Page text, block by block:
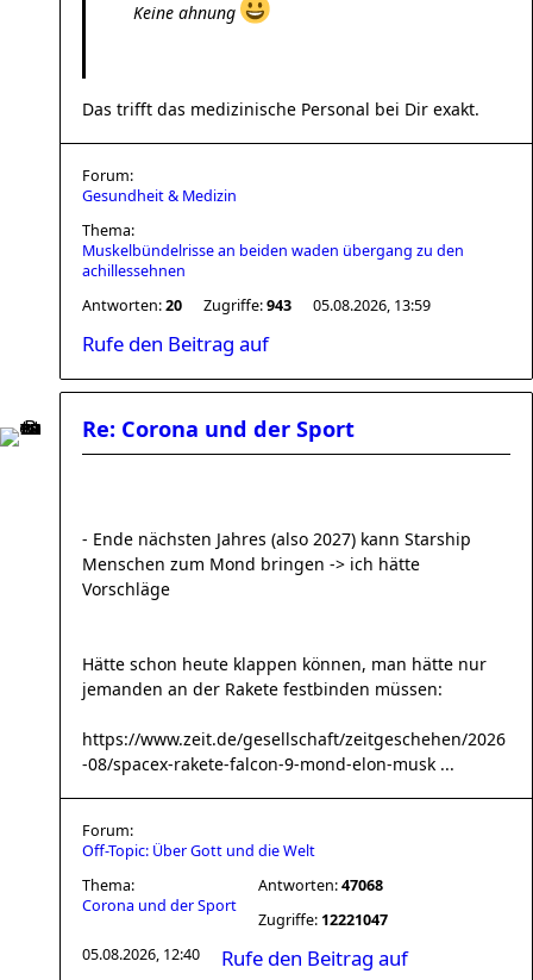
Keine ahnung
Das trifft das medizinische Personal bei Dir exakt.
Forum:
Gesundheit & Medizin
Thema:
Muskelbündelrisse an beiden waden übergang zu den
achillessehnen
Antworten:20 Zugriffe:943 05.08.2026, 13:59
Rufe den Beitrag auf
Re: Corona und der Sport
- Ende nächsten Jahres (also 2027) kann Starship
Menschen zum Mond bringen -> ich hätte
Vorschläge
Hätte schon heute klappen können, man hätte nur
jemanden an der Rakete festbinden müssen:
https://www.zeit.de/gesellschaft/zeitgeschehen/2026
-08/spacex-rakete-falcon-9-mond-elon-musk ...
Forum:
Off-Topic: Über Gott und die Welt
Thema:
Corona und der Sport
Antworten:47068
Zugriffe: 12221047
05.08.2026, 12:40
Rufe den Beitrag auf